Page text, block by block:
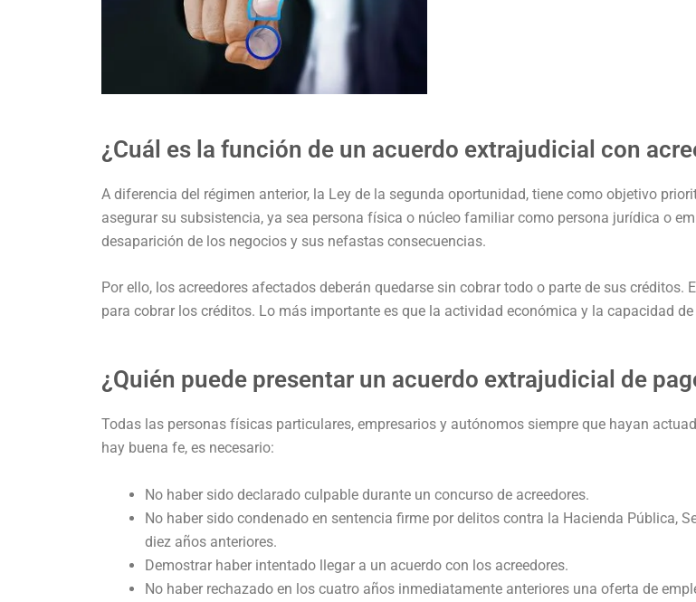
¿Cuál es la función de un acuerdo extrajudicial con
A diferencia del régimen anterior, la Ley de la segunda oportunidad, tiene como objetivo
asegurar su subsistencia, ya sea persona física o núcleo familiar como persona jurídica o
desaparición de los negocios y sus nefastas consecuencias.
Por ello, los acreedores afectados deberán quedarse sin cobrar todo o parte de sus
para cobrar los créditos. Lo más importante es que la actividad económica y la capacidad
¿Quién puede presentar un acuerdo extrajudicial de
Todas las personas físicas particulares, empresarios y autónomos siempre que hayan
hay buena fe, es necesario:
No haber sido declarado culpable durante un concurso de acreedores.
No haber sido condenado en sentencia firme por delitos contra la Hacienda Pública,
diez años anteriores.
Demostrar haber intentado llegar a un acuerdo con los acreedores.
No haber rechazado en los cuatro años inmediatamente anteriores una oferta de